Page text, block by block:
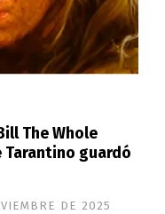
The Whole
Tarantino guardó
DE 2025